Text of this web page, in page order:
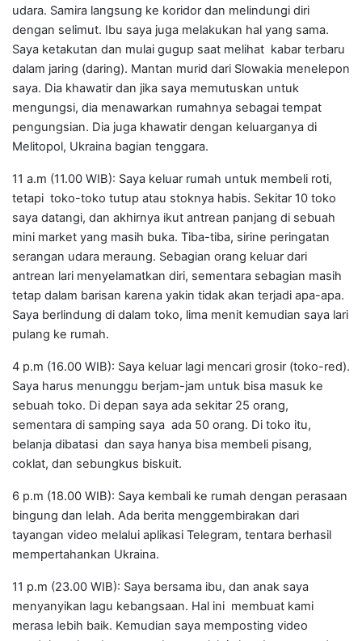
udara. Samira langsung ke koridor dan melindungi diri
dengan selimut. Ibu saya juga melakukan hal yang sama.
Saya ketakutan dan mulai gugup saat melihat kabar terbaru
dalam jaring (daring). Mantan murid dari Slowakia menelepon
saya. Dia khawatir dan jika saya memutuskan untuk
mengungsi, dia menawarkan rumahnya sebagai tempat
pengungsian. Dia juga khawatir dengan keluarganya di
Melitopol, Ukraina bagian tenggara.
11 a.m (11.00 WIB): Saya keluar rumah untuk membeli roti,
tetapi toko-toko tutup atau stoknya habis. Sekitar 10 toko
saya datangi, dan akhirnya ikut antrean panjang di sebuah
mini market yang masih buka. Tiba-tiba, sirine peringatan
serangan udara meraung. Sebagian orang keluar dari
antrean lari menyelamatkan diri, sementara sebagian masih
tetap dalam barisan karena yakin tidak akan terjadi apa-apa.
Saya berlindung di dalam toko, lima menit kemudian saya lari
pulang ke rumah.
4 p.m (16.00 WIB): Saya keluar lagi mencari grosir (toko-red).
Saya harus menunggu berjam-jam untuk bisa masuk ke
sebuah toko. Di depan saya ada sekitar 25 orang,
sementara di samping saya ada 50 orang. Di toko itu,
belanja dibatasi dan saya hanya bisa membeli pisang,
coklat, dan sebungkus biskuit.
6 p.m (18.00 WIB): Saya kembali ke rumah dengan perasaan
bingung dan lelah. Ada berita menggembirakan dari
tayangan video melalui aplikasi Telegram, tentara berhasil
mempertahankan Ukraina.
11 p.m (23.00 WIB): Saya bersama ibu, dan anak saya
menyanyikan lagu kebangsaan. Hal ini membuat kami
merasa lebih baik. Kemudian saya memposting video